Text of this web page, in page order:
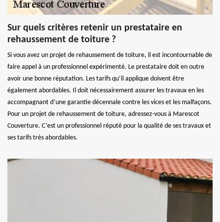
Sur quels critères retenir un prestataire en
rehaussement de toiture ?
Si vous avez un projet de rehaussement de toiture, il est incontournable de
faire appel à un professionnel expérimenté. Le prestataire doit en outre
avoir une bonne réputation. Les tarifs qu’il applique doivent être
également abordables. Il doit nécessairement assurer les travaux en les
accompagnant d’une garantie décennale contre les vices et les malfaçons.
Pour un projet de rehaussement de toiture, adressez-vous à Marescot
Couverture. C’est un professionnel réputé pour la qualité de ses travaux et
ses tarifs très abordables.